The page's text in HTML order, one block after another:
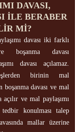
DAVASI,
İLE BERABER
Mİ?
davası iki farklı
boşanma davası
davası açılamaz.
birinin mal
boşanma davası ve mal
açılır ve mal paylaşımı
konulması talep
mallar üzerine